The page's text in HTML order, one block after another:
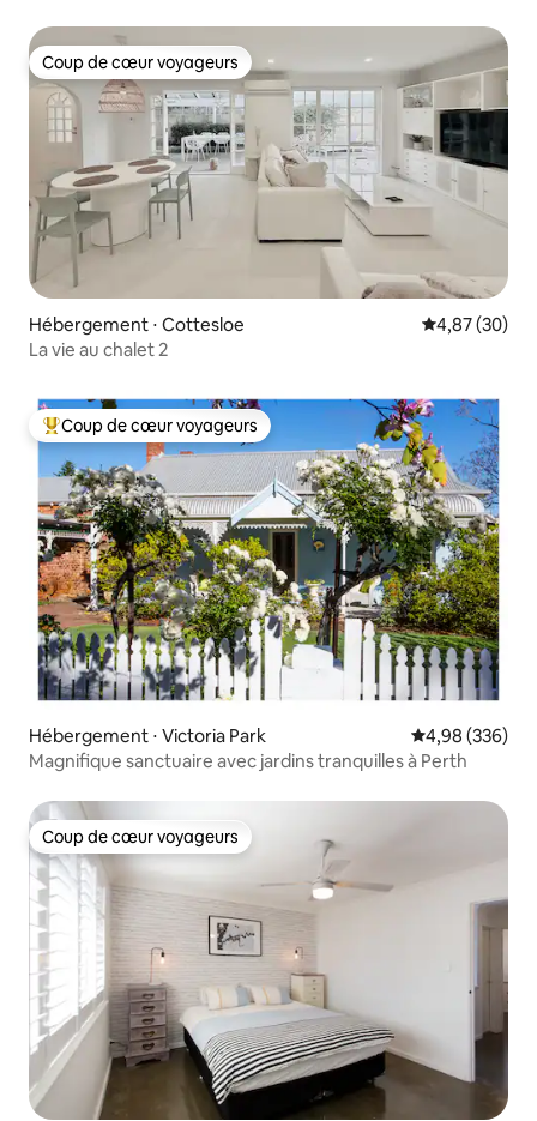
Coup de cœur voyageurs
Coup de cœur voyageurs
Hébergement ⋅ Cottesloe Évaluation
4,87 (30)
La vie au chalet 2
Coups de cœur voyageurs les plus appréciés
Coup de cœur voyageurs
Hébergement ⋅ Victoria Park Évaluation
4,98 (336)
Magnifique sanctuaire avec jardins tranquilles à Perth
Coup de cœur voyageurs
Coup de cœur voyageurs